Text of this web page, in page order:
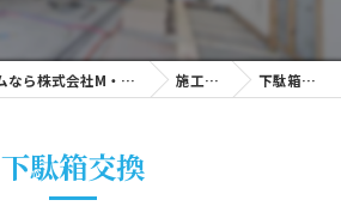
名古屋市のリフォームなら株式会社M・Mリフォーム 施工事例 下駄箱交換
下駄箱交換